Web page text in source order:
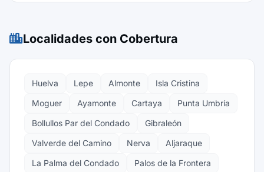
Localidades con Cobertura
Huelva Lepe Almonte
Isla Cristina
Moguer
Ayamonte Cartaya
Punta Umbría
Bollullos Par del Condado
Gibraleón
Valverde del Camino
Nerva
Aljaraque
La Palma del Condado
Palos de la Frontera